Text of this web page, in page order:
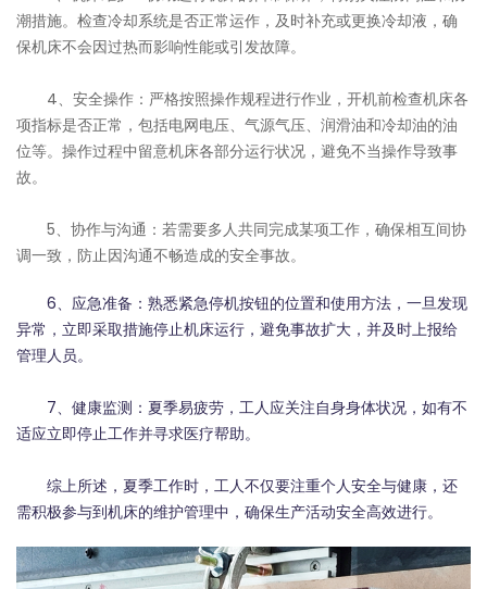
潮措施。检查冷却系统是否正常运作，及时补充或更换冷却液，确
保机床不会因过热而影响性能或引发故障。
4、安全操作：严格按照操作规程进行作业，开机前检查机床各
项指标是否正常，包括电网电压、气源气压、润滑油和冷却油的油
位等。操作过程中留意机床各部分运行状况，避免不当操作导致事
故。
5、协作与沟通：若需要多人共同完成某项工作，确保相互间协
调一致，防止因沟通不畅造成的安全事故。
6、应急准备：熟悉紧急停机按钮的位置和使用方法，一旦发现
异常，立即采取措施停止机床运行，避免事故扩大，并及时上报给
管理人员。
7、健康监测：夏季易疲劳，工人应关注自身身体状况，如有不
适应立即停止工作并寻求医疗帮助。
综上所述，夏季工作时，工人不仅要注重个人安全与健康，还
需积极参与到机床的维护管理中，确保生产活动安全高效进行。